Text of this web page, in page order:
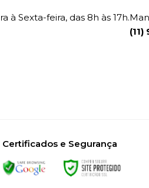
à Sexta-feira, das 8h às 17h.
Certificados e Segurança